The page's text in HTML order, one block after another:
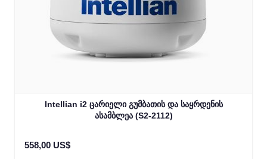
Intellian i2 ცარიელი გუმბათის და საყრდენის
ასამბლეა (S2-2112)
558,00 US$